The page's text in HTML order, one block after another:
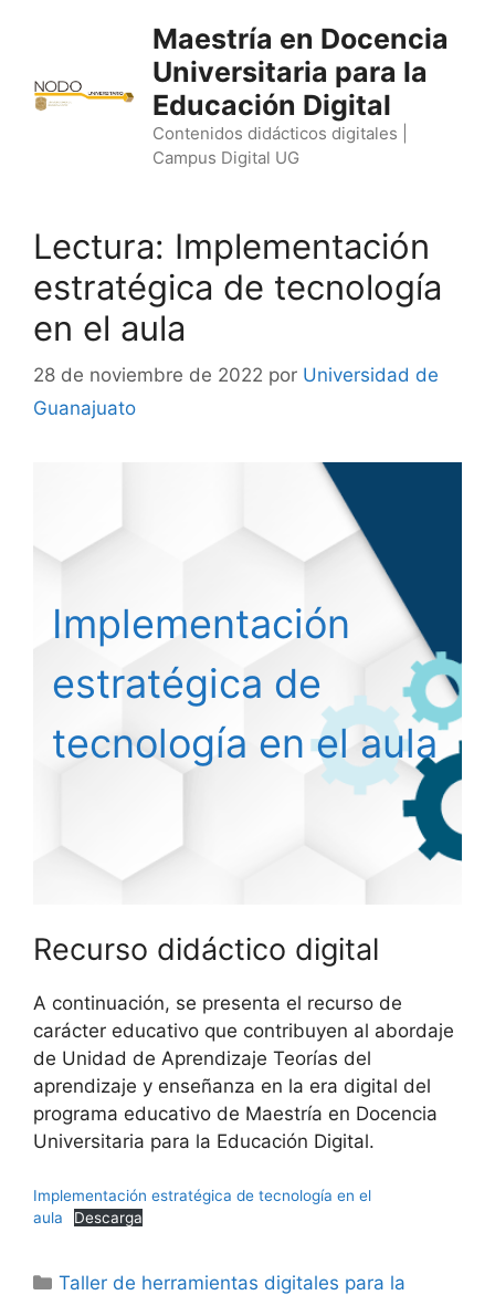
Maestría en Docencia
Universitaria para la
Educación Digital
Contenidos didácticos digitales |
Campus Digital UG
Lectura: Implementación
estratégica de tecnología
en el aula
28 de noviembre de 2022 por Universidad de
Guanajuato
Implementación
estratégica de
tecnología en el aula
Recurso didáctico digital
A continuación, se presenta el recurso de
carácter educativo que contribuyen al abordaje
de Unidad de Aprendizaje Teorías del
aprendizaje y enseñanza en la era digital del
programa educativo de Maestría en Docencia
Universitaria para la Educación Digital.
Implementación estratégica de tecnología en el
aula
Descarga
Categorías
Taller de herramientas digitales para la